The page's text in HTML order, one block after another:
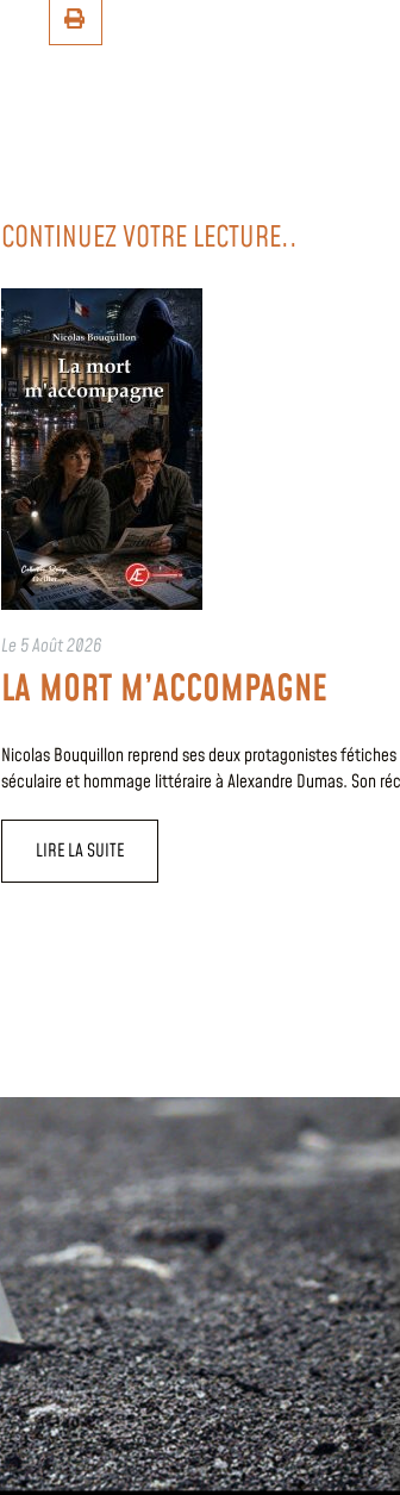
CONTINUEZ VOTRE LECTURE..
Le 5 Août 2026
LA MORT M’ACCOMPAGNE
Nicolas Bouquillon reprend ses deux protagonistes
séculaire et hommage littéraire à Alexandre Dumas. Son
LIRE LA SUITE